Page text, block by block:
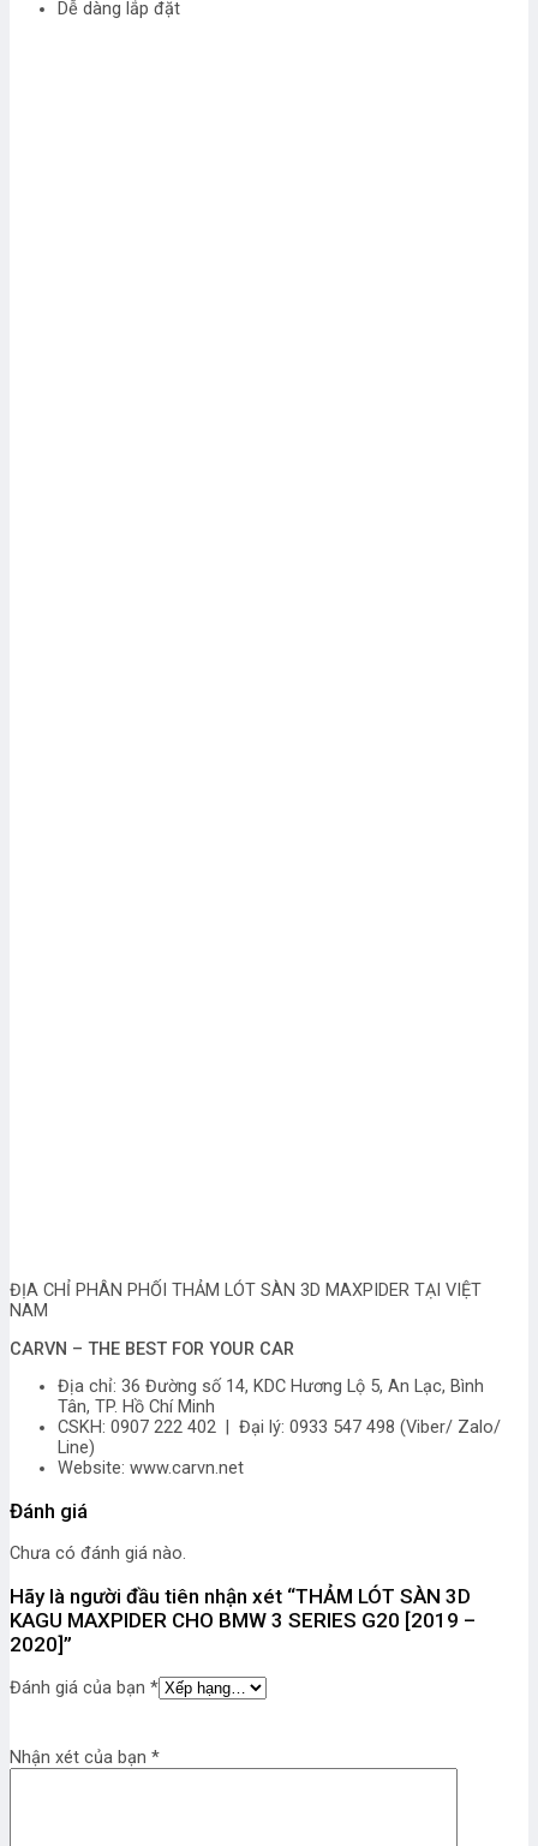
Dễ dàng lắp đặt
ĐỊA CHỈ PHÂN PHỐI THẢM LÓT SÀN 3D MAXPIDER TẠI VIỆT
NAM
CARVN – THE BEST FOR YOUR CAR
Địa chỉ: 36 Đường số 14, KDC Hương Lộ 5, An Lạc, Bình
Tân, TP. Hồ Chí Minh
CSKH: 0907 222 402 | Đại lý: 0933 547 498 (Viber/ Zalo/
Line)
Website: www.carvn.net
Đánh giá
Chưa có đánh giá nào.
Hãy là người đầu tiên nhận xét “THẢM LÓT SÀN 3D
KAGU MAXPIDER CHO BMW 3 SERIES G20 [2019 –
2020]”
Đánh giá của bạn *
Nhận xét của bạn *